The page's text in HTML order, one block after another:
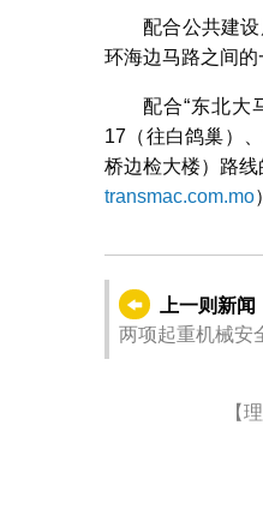
配合公共建
环海边马路之间的
配合“东北大
17（往白鸽巢）
桥边检大楼）路线
transmac.com.mo
上一则新闻
两项起重机械安
【